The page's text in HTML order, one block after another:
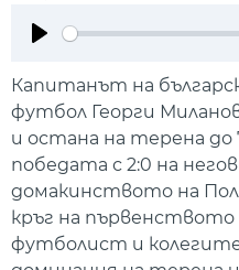
Капитанът на
футбол Георги
и остана на терена
победата с 2:0 на
домакинството на
кръг на
футболист и колегите